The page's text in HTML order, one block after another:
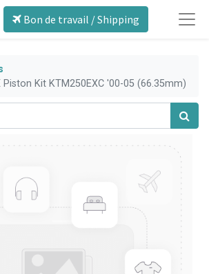
Bon de travail / Shipping
Piston Kit KTM250EXC '00-05 (66.35mm)